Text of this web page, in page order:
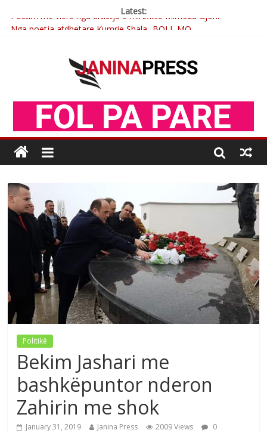
Latest:
Postim me vlera nga artistja e mirëfilltë Mimoza Gjoni
Nga poetja atdhetare Kumrie Shala -BOLL MO
Çlirimtari Mentor Mushkolaj nderohet me mirenjohje nga
Xhevdet Qeriqi Dega e invalidëve në Fushë Kosovë
Politikë
Bekim Jashari me
bashkëpuntor nderon
Zahirin me shok
January 31, 2019 Janina Press 2009 Views
0